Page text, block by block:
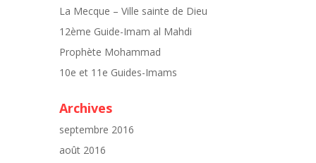
La Mecque – Ville sainte de Dieu
12ème Guide-Imam al Mahdi
Prophète Mohammad
10e et 11e Guides-Imams
Archives
septembre 2016
août 2016